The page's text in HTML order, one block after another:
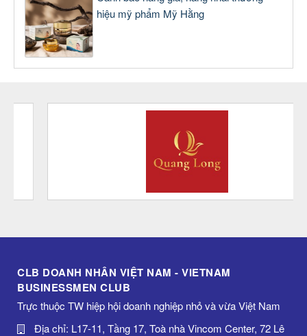
hiệu mỹ phẩm Mỹ Hằng
CLB DOANH NHÂN VIỆT NAM - VIETNAM
BUSINESSMEN CLUB
Trực thuộc TW hiệp hội doanh nghiệp nhỏ và vừa Việt Nam
Địa chỉ: L17-11, Tầng 17, Toà nhà Vincom Center, 72 Lê